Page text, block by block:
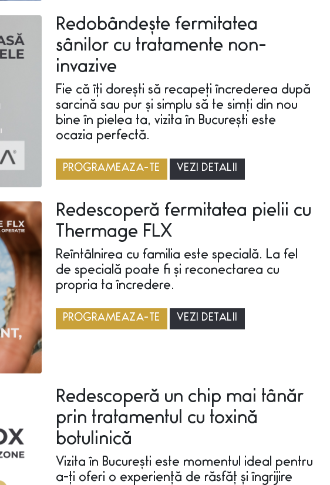
Redobândește fermitatea
sânilor cu tratamente non-
invazive
Fie că îți dorești să recapeți încrederea după
sarcină sau pur și simplu să te simți din nou
bine în pielea ta, vizita în București este
ocazia perfectă.
PROGRAMEAZA-TE VEZI DETALII
Redescoperă fermitatea pielii cu
Thermage FLX
Reîntâlnirea cu familia este specială. La fel
de specială poate fi și reconectarea cu
propria ta încredere.
PROGRAMEAZA-TE VEZI DETALII
Redescoperă un chip mai tânăr
prin tratamentul cu toxină
botulinică
Vizita în București este momentul ideal pentru
a-ți oferi o experiență de răsfăț și îngrijire